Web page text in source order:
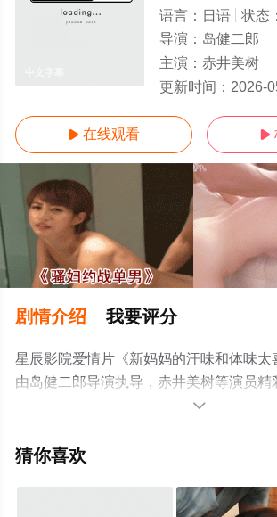
语言： 日语 状态：
导演： 岛健二郎
主演： 赤井美树
更新时间： 2026-
 在线观看 
剧情介绍 我要评分
星辰影院爱情片《新妈妈的汗味和体味太
由岛健二郎导演执导，赤井美树等演员精
影，手机免费观看高清未删减完整版电影
等平台了解。

猜你喜欢